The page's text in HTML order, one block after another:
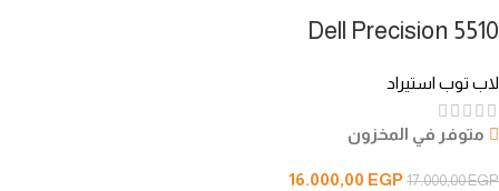
Dell Precision 5510
لاب توب استيراد
متوفر في المخزون
17.000,00EGP
16.000,00 EGP